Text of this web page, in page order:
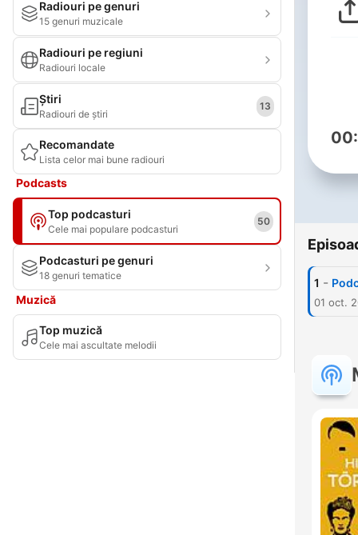
Radiouri pe genuri
15 genuri muzicale
Radiouri pe regiuni
Radiouri locale
Știri
Radiouri de știri
13
Recomandate
Lista celor mai bune radiouri
Podcasts
Top podcasturi
Cele mai populare podcasturi
50
Podcasturi pe genuri
18 genuri tematice
Muzică
Top muzică
Cele mai ascultate melodii
1 -
01 oct.